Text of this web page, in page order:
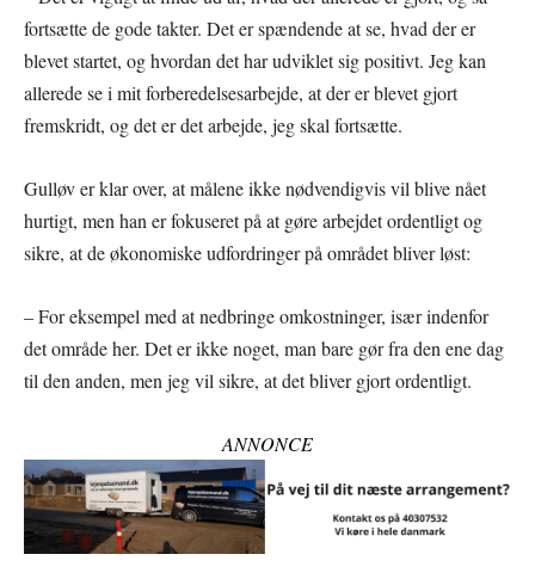
fortsætte de gode takter. Det er spændende at se, hvad der er
blevet startet, og hvordan det har udviklet sig positivt. Jeg kan
allerede se i mit forberedelsesarbejde, at der er blevet gjort
fremskridt, og det er det arbejde, jeg skal fortsætte.
Gulløv er klar over, at målene ikke nødvendigvis vil blive nået
hurtigt, men han er fokuseret på at gøre arbejdet ordentligt og
sikre, at de økonomiske udfordringer på området bliver løst:
– For eksempel med at nedbringe omkostninger, især indenfor
det område her. Det er ikke noget, man bare gør fra den ene dag
til den anden, men jeg vil sikre, at det bliver gjort ordentligt.
ANNONCE